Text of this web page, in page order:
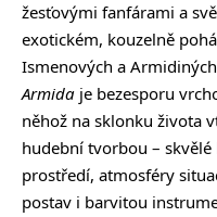
žesťovými fanfárami a
exotickém, kouzelně
Ismenových a
Armida je bezesporu
něhož na sklonku života
hudební tvorbou –
prostředí, atmosféry
postav i barvitou